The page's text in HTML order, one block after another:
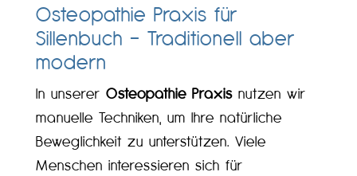
Osteopathie Praxis für
Sillenbuch – Traditionell aber
modern
In unserer Osteopathie Praxisnutzen wir
manuelle Techniken, um Ihre natürliche
Beweglichkeit zu unterstützen. Viele
Menschen interessieren sich für